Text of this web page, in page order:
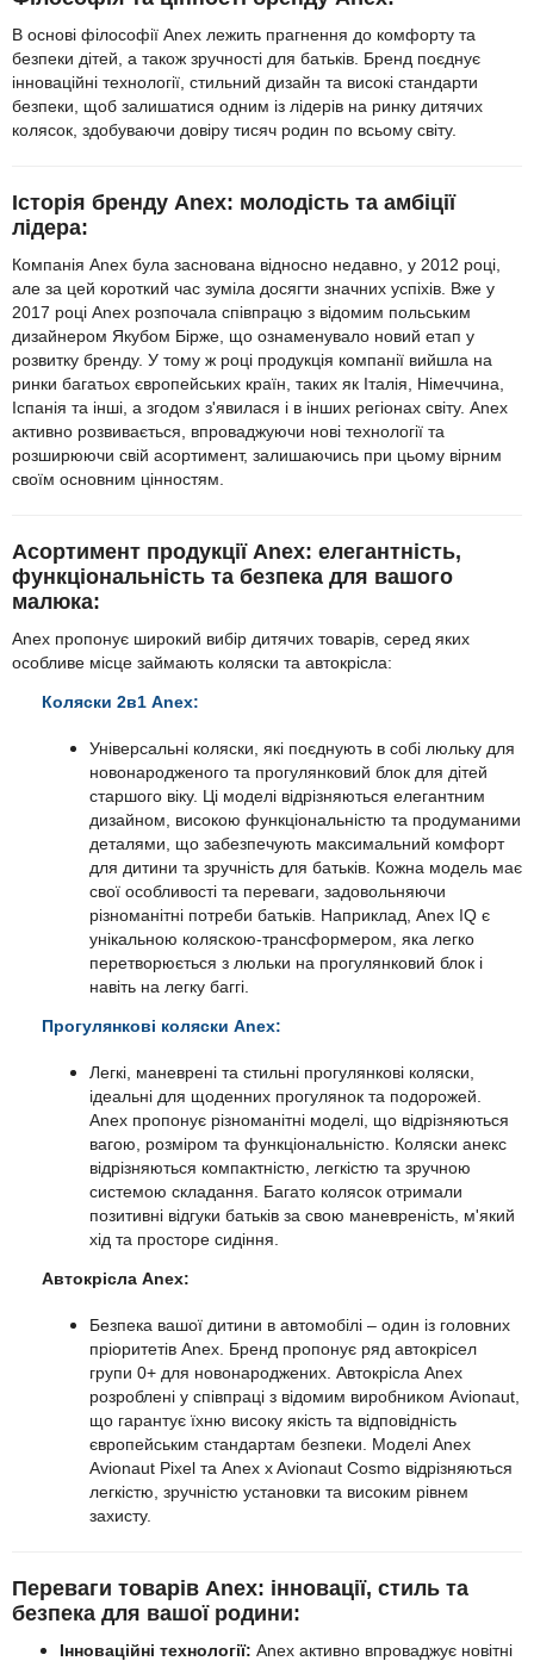
В основі філософії Anex лежить прагнення до комфорту та
безпеки дітей, а також зручності для батьків. Бренд поєднує
інноваційні технології, стильний дизайн та високі стандарти
безпеки, щоб залишатися одним із лідерів на ринку дитячих
колясок, здобуваючи довіру тисяч родин по всьому світу.
Історія бренду Anex: молодість та амбіції
лідера:
Компанія Anex була заснована відносно недавно, у 2012 році,
але за цей короткий час зуміла досягти значних успіхів. Вже у
2017 році Anex розпочала співпрацю з відомим польським
дизайнером Якубом Бірже, що ознаменувало новий етап у
розвитку бренду. У тому ж році продукція компанії вийшла на
ринки багатьох європейських країн, таких як Італія, Німеччина,
Іспанія та інші, а згодом з'явилася і в інших регіонах світу. Anex
активно розвивається, впроваджуючи нові технології та
розширюючи свій асортимент, залишаючись при цьому вірним
своїм основним цінностям.
Асортимент продукції Anex: елегантність,
функціональність та безпека для вашого
малюка:
Anex пропонує широкий вибір дитячих товарів, серед яких
особливе місце займають коляски та автокрісла:
Коляски 2в1 Anex:
Універсальні коляски, які поєднують в собі люльку для
новонародженого та прогулянковий блок для дітей
старшого віку. Ці моделі відрізняються елегантним
дизайном, високою функціональністю та продуманими
деталями, що забезпечують максимальний комфорт
для дитини та зручність для батьків. Кожна модель має
свої особливості та переваги, задовольняючи
різноманітні потреби батьків. Наприклад, Anex IQ є
унікальною коляскою-трансформером, яка легко
перетворюється з люльки на прогулянковий блок і
навіть на легку баггі.
Прогулянкові коляски Anex:
Легкі, маневрені та стильні прогулянкові коляски,
ідеальні для щоденних прогулянок та подорожей.
Anex пропонує різноманітні моделі, що відрізняються
вагою, розміром та функціональністю. Коляски анекс
відрізняються компактністю, легкістю та зручною
системою складання. Багато колясок отримали
позитивні відгуки батьків за свою маневреність, м'який
хід та просторе сидіння.
Автокрісла Anex:
Безпека вашої дитини в автомобілі – один із головних
пріоритетів Anex. Бренд пропонує ряд автокрісел
групи 0+ для новонароджених. Автокрісла Anex
розроблені у співпраці з відомим виробником Avionaut,
що гарантує їхню високу якість та відповідність
європейським стандартам безпеки. Моделі Anex
Avionaut Pixel та Anex x Avionaut Cosmo відрізняються
легкістю, зручністю установки та високим рівнем
захисту.
Переваги товарів Anex: інновації, стиль та
безпека для вашої родини:
Інноваційні технології: Anex активно впроваджує новітні